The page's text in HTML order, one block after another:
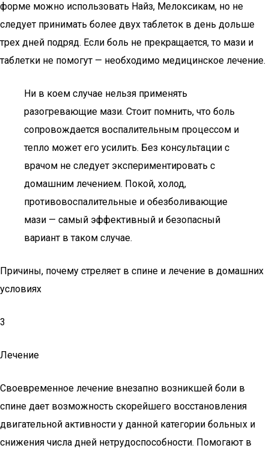
форме можно использовать Найз, Мелоксикам, но не
следует принимать более двух таблеток в день дольше
трех дней подряд. Если боль не прекращается, то мази и
таблетки не помогут — необходимо медицинское лечение.
Ни в коем случае нельзя применять
разогревающие мази. Стоит помнить, что боль
сопровождается воспалительным процессом и
тепло может его усилить. Без консультации с
врачом не следует экспериментировать с
домашним лечением. Покой, холод,
противовоспалительные и обезболивающие
мази — самый эффективный и безопасный
вариант в таком случае.
Причины, почему стреляет в спине и лечение в домашних
условиях
3
Лечение
Своевременное лечение внезапно возникшей боли в
спине дает возможность скорейшего восстановления
двигательной активности у данной категории больных и
снижения числа дней нетрудоспособности. Помогают в